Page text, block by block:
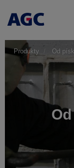
Produkty Od